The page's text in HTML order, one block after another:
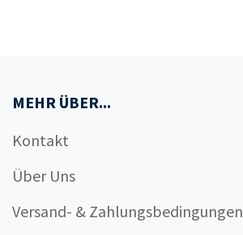
MEHR ÜBER...
Kontakt
Über Uns
Versand- & Zahlungsbedingungen